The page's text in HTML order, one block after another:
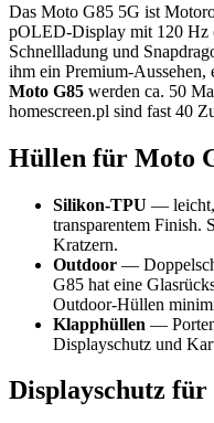
Das Moto G85 5G ist
pOLED-Display mit 120 Hz
Schnellladung und
ihm ein Premium-Aussehen,
Moto G85 werden ca. 50
homescreen.pl sind fast 40
Hüllen für Moto
Silikon-TPU — leicht,
transparentem Finish.
Kratzern.
Outdoor —
G85 hat eine
Outdoor-Hüllen
Klapphüllen —
Displayschutz und
Displayschutz